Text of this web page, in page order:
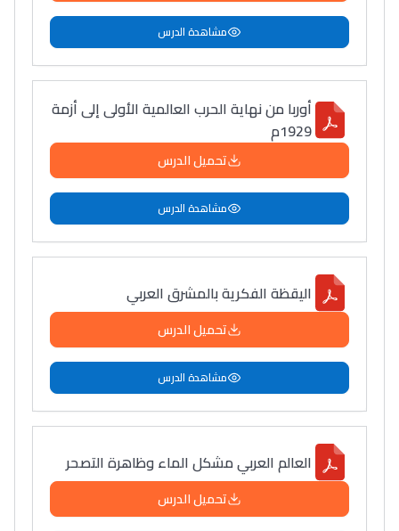
مشاهدة الدرس
أوربا من نهاية الحرب العالمية الأولى إلى أزمة
1929م
تحميل الدرس
مشاهدة الدرس
اليقظة الفكرية بالمشرق العربي
تحميل الدرس
مشاهدة الدرس
العالم العربي مشكل الماء وظاهرة التصحر
تحميل الدرس